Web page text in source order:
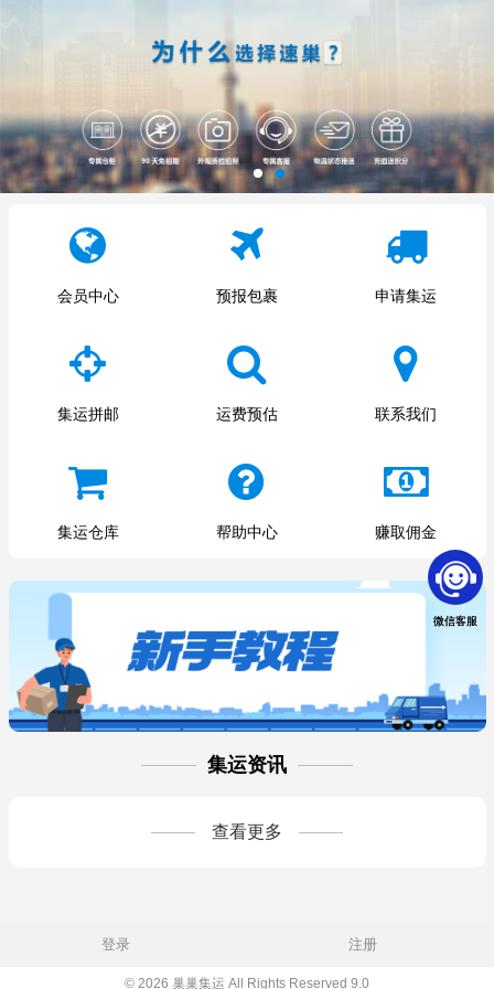
会员中心 预报包裹 申请集运
集运拼邮 运费预估 联系我们
集运仓库 帮助中心 赚取佣金
集运资讯
查看更多
登录 注册
© 2026 巢巢集运 All Rights Reserved 9.0
微信客服